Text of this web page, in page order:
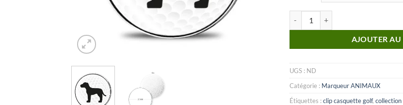
AJOUTER AU
UGS : ND
Catégorie : Marqueur ANIMAUX
Étiquettes :clip casquette golf, collection